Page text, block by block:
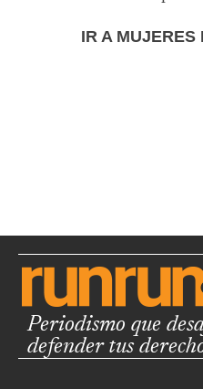
IR A MUJERES
Periodismo que
defender tus